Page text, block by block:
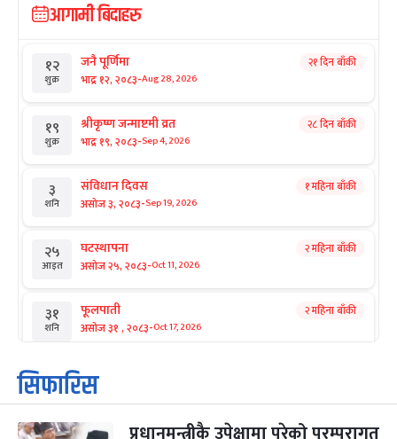
आगामी बिदाहरु
१२
शुक्र
जनै पूर्णिमा
भाद्र १२, २०८३-Aug 28, 2026
२१ दिन बाँकी
१९
शुक्र
श्रीकृष्ण जन्माष्टमी व्रत
भाद्र १९, २०८३-Sep 4, 2026
२८ दिन बाँकी
३
शनि
संविधान दिवस
असोज ३, २०८३-Sep 19, 2026
१ महिना बाँकी
२५
आइत
घटस्थापना
असोज २५, २०८३-Oct 11, 2026
२ महिना बाँकी
३१
शनि
फूलपाती
असोज ३१ , २०८३-Oct 17, 2026
२ महिना बाँकी
१
आइत
कार्तिक सङ्क्रान्ति
कार्तिक १, २०८३
महानवमी २ महिना बाँकी
सिफारिस